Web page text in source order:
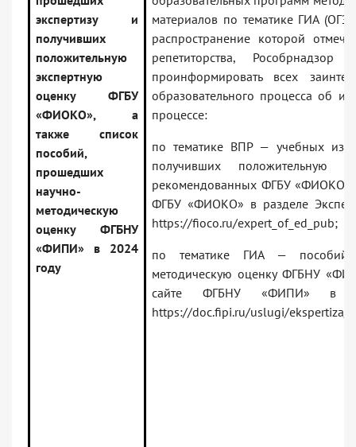
экспертизу и
получивших
положительную
экспертную
оценку ФГБУ
«ФИОКО», а
также список
пособий,
прошедших
научно-
методическую
оценку ФГБНУ
«ФИПИ» в 2024
году
материалов по тематике ГИА
распространение которой
репетиторства, Рособрнадзор
проинформировать всех
образовательного процесса об
процессе:
по тематике ВПР — учебных
получивших положительную
рекомендованных ФГБУ «ФИОКО»,
ФГБУ «ФИОКО» в разделе
https://fioco.ru/expert_of_ed_pub;
по тематике ГИА — пособий,
методическую оценку ФГБНУ
сайте ФГБНУ «ФИПИ» в
https://doc.fipi.ru/uslugi/ekspertiza/